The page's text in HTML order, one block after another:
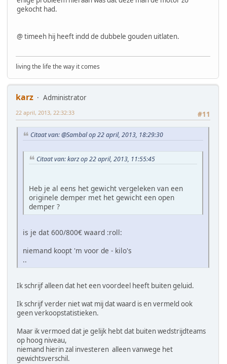
gekocht had.
@ timeeh hij heeft indd de dubbele gouden uitlaten.
living the life the way it comes
karz
Administrator
#11
22 april, 2013, 22:32:33
Citaat van: @Sambal op 22 april, 2013, 18:29:30
Citaat van: karz op 22 april, 2013, 11:55:45
Heb je al eens het gewicht vergeleken van een
originele demper met het gewicht een open
demper ?
is je dat 600/800€ waard :roll:
niemand koopt 'm voor de - kilo's
..
Ik schrijf alleen dat het een voordeel heeft buiten geluid.
Ik schrijf verder niet wat mij dat waard is en vermeld ook
geen verkoopstatistieken.
Maar ik vermoed dat je gelijk hebt dat buiten wedstrijdteams
op hoog niveau,
niemand hierin zal investeren alleen vanwege het
gewichtsverschil.